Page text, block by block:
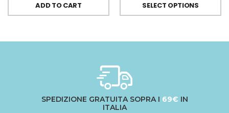
ADD TO CART SELECT OPTIONS
SPEDIZIONE GRATUITA SOPRA I 69€ IN
ITALIA